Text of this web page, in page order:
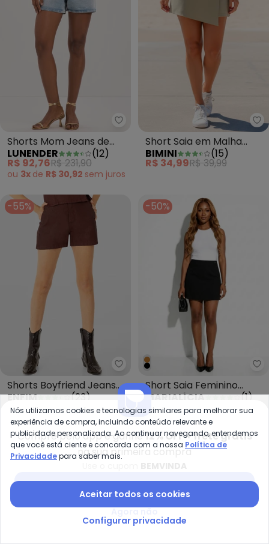
Lunender - Shorts Mom Jeans
Shorts Mom Jeans de
Chapa Barriga Azul
LUNENDER (12)
R$ 92,76R$ 231,90
ou 3x de R$ 30,92 sem juros
Short Saia em Malha
Texturizada Verde
BIMINI (15)
R$ 34,99R$ 39,99
-55%
Enfim - Shorts Boyfriend Jeans
Shorts Boyfriend Jeans
Vermelho
ENFIM (23)
R$ 89,55R$ 199,00
ou2xdeR$ 44,77sem juros
-50%
Short Saia Feminino
Moletom Ponto Roma
Preto
MARIALÍCIA (1)
R$ 64,95R$ 129,90
ou2x deR$ 32,47
GANHE 20% OFF
-31%
Compre pelo app e ganhe12% OFF + frete grátis
na sua primeira compra
Nós utilizamos cookies e tecnologias similares para melhorar sua
experiência de compra, incluindo conteúdo relevante e
publicidade personalizada. Ao continuar navegando, entendemos
que você está ciente e concorda com a nossa Política de
Privacidadepara saber mais.
Aceitar todos os cookies
Configurar privacidade